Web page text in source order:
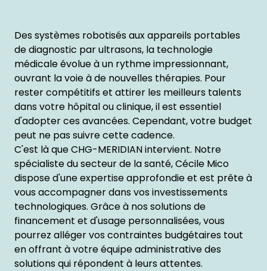
Des systèmes robotisés aux appareils portables
de diagnostic par ultrasons, la technologie
médicale évolue à un rythme impressionnant,
ouvrant la voie à de nouvelles thérapies. Pour
rester compétitifs et attirer les meilleurs talents
dans votre hôpital ou clinique, il est essentiel
d'adopter ces avancées. Cependant, votre budget
peut ne pas suivre cette cadence.
C'est là que CHG-MERIDIAN intervient. Notre
spécialiste du secteur de la santé, Cécile Mico
dispose d'une expertise approfondie et est prête à
vous accompagner dans vos investissements
technologiques. Grâce à nos solutions de
financement et d'usage personnalisées, vous
pourrez alléger vos contraintes budgétaires tout
en offrant à votre équipe administrative des
solutions qui répondent à leurs attentes.